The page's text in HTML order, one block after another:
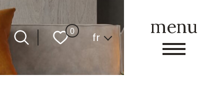
menu
0 Langue
fr